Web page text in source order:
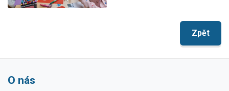
Zpět
O nás